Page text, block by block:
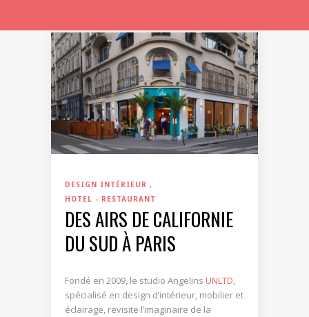
DESIGN INTÉRIEUR
HOTEL - RESTAURANT
DES AIRS DE CALIFORNIE
DU SUD À PARIS
Fondé en 2009, le studio Angelins UNLTD,
spécialisé en design d’intérieur, mobilier et
éclairage, revisite l’imaginaire de la